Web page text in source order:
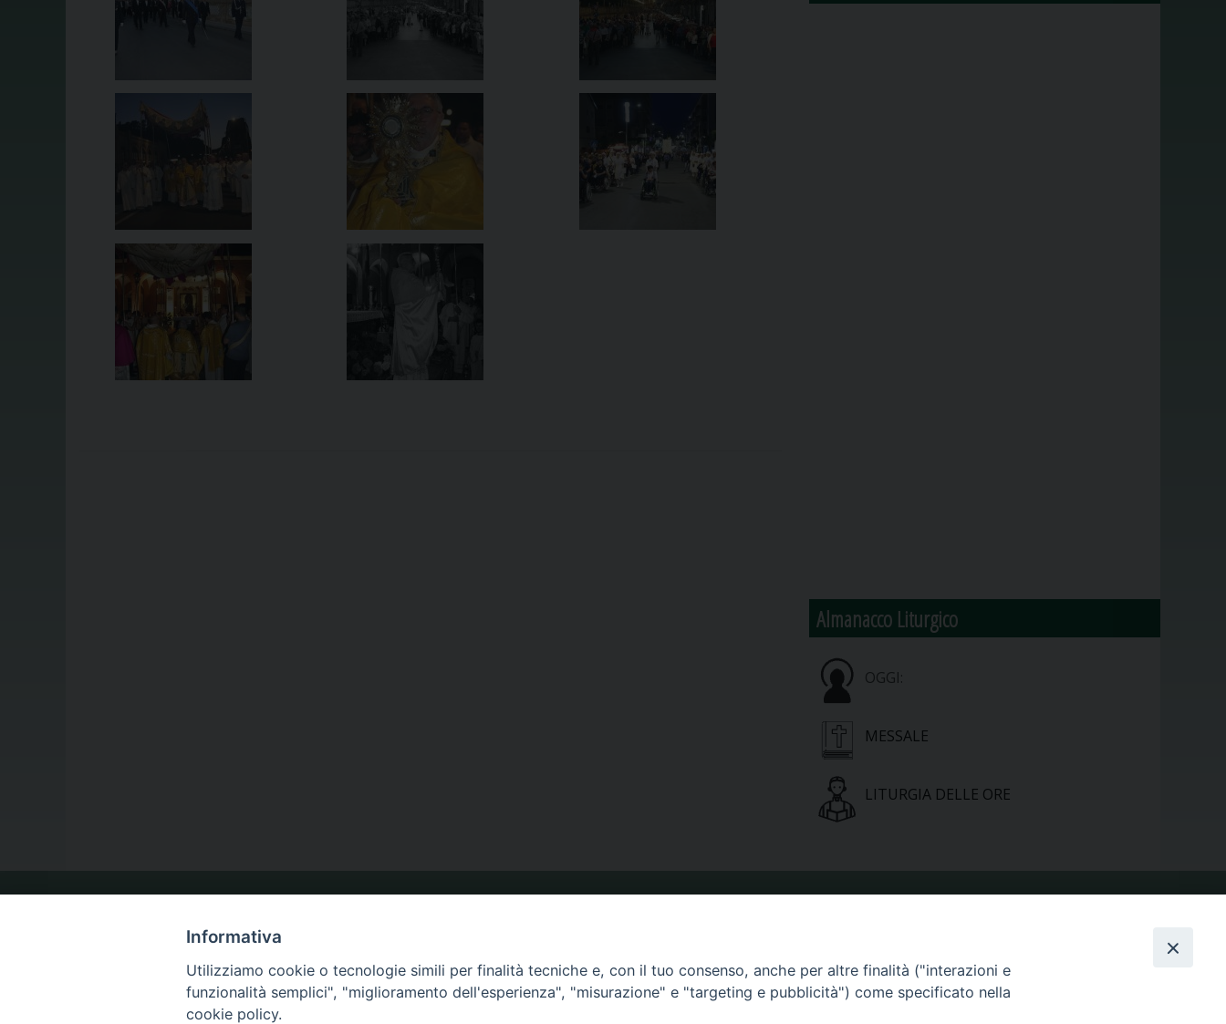
Almanacco Liturgico
OGGI:
MESSALE
LITURGIA DELLE ORE
LA NOSTRA DIOCESI
IL VESCOVO
CALENDARIO PASTORALE
PHOTOGALLERY
Informativa
Utilizziamo cookie o tecnologie simili per finalità tecniche e, con il tuo consenso, anche per altre finalità ("interazioni e
funzionalità semplici", "miglioramento dell'esperienza", "misurazione" e "targeting e pubblicità") come specificato nella
cookie policy.